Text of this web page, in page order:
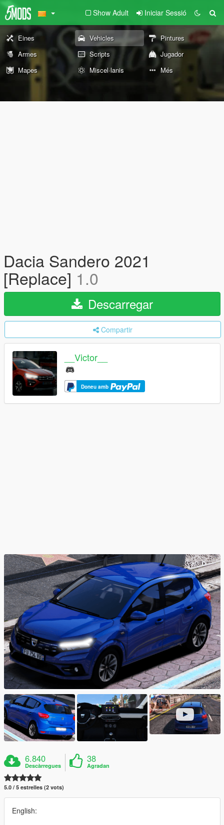
Show Adult Iniciar Sessió
Eines Vehicles
Pintures
Armes
Scripts
Jugador
Mapes
Miscel·lanis Més
Dacia Sandero 2021
[Replace] 1.0
Descarregar
Compartir
__Victor__
Doneu amb
6.840
Descàrregues
38
Agradan
5.0 / 5 estrelles (2 vots)
English: